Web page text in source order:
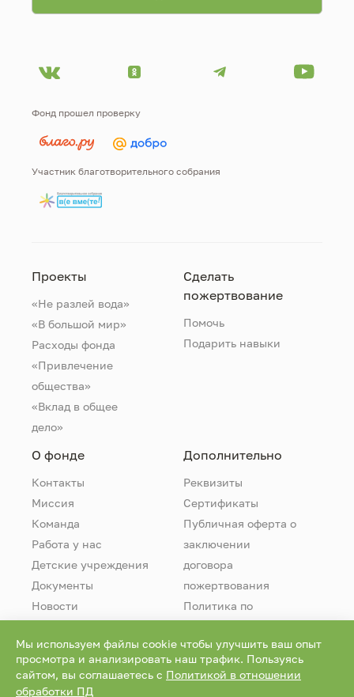
Фонд прошел проверку
Участник благотворительного собрания
Проекты
«Не разлей вода»
«В большой мир»
Расходы фонда
«Привлечение
общества»
«Вклад в общее
дело»
Сделать
пожертвование
Помочь
Подарить навыки
О фонде
Контакты
Миссия
Команда
Работа у нас
Детские учреждения
Документы
Новости
Дополнительно
Реквизиты
Сертификаты
Публичная оферта о
заключении
договора
пожертвования
Политика по
персональных
данных
Мы используем файлы cookie чтобы улучшить ваш опыт
просмотра и анализировать наш трафик. Пользуясь
сайтом, вы соглашаетесь с Политикой в отношении
обработки ПД